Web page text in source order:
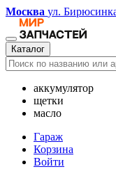
Москва ул.
Каталог
аккумулятор
щетки
масло
Гараж
Корзина
Войти